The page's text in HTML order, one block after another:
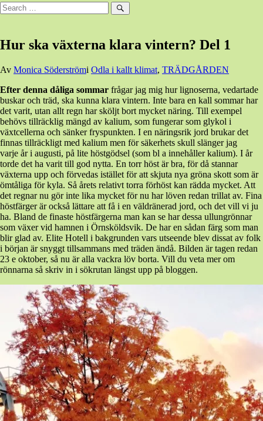
Sök
efter:
Sök
Hur ska växterna klara vintern? Del 1
Den
november,
201515
november,
2015
Av Monica Söderströmi Odla i kallt klimat, TRÄDGÅRDEN
Efter denna dåliga sommar frågar jag mig hur lignoserna, vedartade
buskar och träd, ska kunna klara vintern. Inte bara en kall sommar har
det varit, utan allt regn har sköljt bort mycket näring. Till exempel
behövs tillräcklig mängd av kalium, som fungerar som glykol i
växtcellerna och sänker fryspunkten. I en näringsrik jord brukar det
finnas tillräckligt med kalium men för säkerhets skull slänger jag
varje år i augusti, på lite höstgödsel (som bl a innehåller kalium). I år
torde det ha varit till god nytta. En torr höst är bra, för då stannar
växterna upp och förvedas istället för att skjuta nya gröna skott som är
ömtåliga för kyla. Så årets relativt torra förhöst kan rädda mycket. Att
det regnar nu gör inte lika mycket för nu har löven redan trillat av. Fina
höstfärger är också lättare att få i en väldränerad jord, och det vill vi ju
ha. Bland de finaste höstfärgerna man kan se har dessa ullungrönnar
som växer vid hamnen i Örnsköldsvik. De har en sådan färg som man
blir glad av. Elite Hotell i bakgrunden vars utseende blev dissat av folk
i början är snyggt tillsammans med träden ändå. Bilden är tagen redan
23 e oktober, så nu är alla vackra löv borta. Vill du veta mer om
rönnarna så skriv in i sökrutan längst upp på bloggen.